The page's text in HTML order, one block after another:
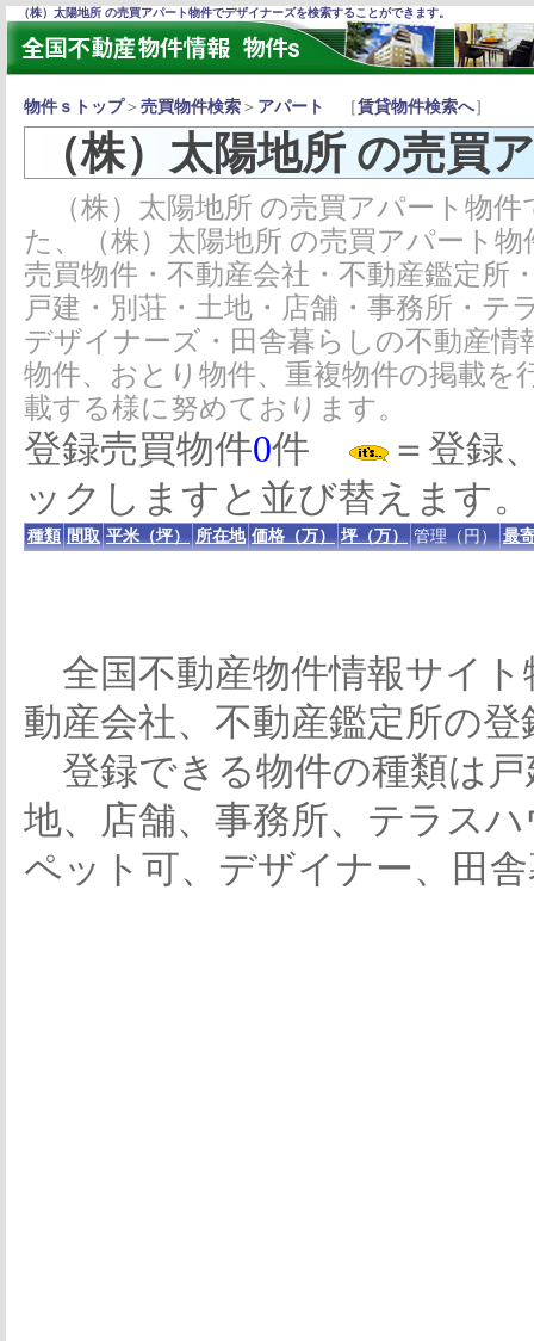
（株）太陽地所 の売買アパート物件でデザイナーズを検索することができます。
物件ｓトップ＞ 売買物件検索 ＞ アパート ［賃貸物件検索へ］
（株）太陽地所 の売買
（株）太陽地所 の売買アパート物
た、（株）太陽地所 の売買アパート
売買物件・不動産会社・不動産鑑定所
戸建・別荘・土地・店舗・事務所・
デザイナーズ・田舎暮らしの不動産
物件、おとり物件、重複物件の掲載
載する様に努めております。
登録売買物件0件
＝登録
ックしますと並び替えます。
種類 間取 平米（坪） 所在地 価格（万） 坪（万） 管理（円） 最
全国不動産物件情報サイト
動産会社、不動産鑑定所の
登録できる物件の種類は
地、店舗、事務所、テラス
ペット可、デザイナー、田